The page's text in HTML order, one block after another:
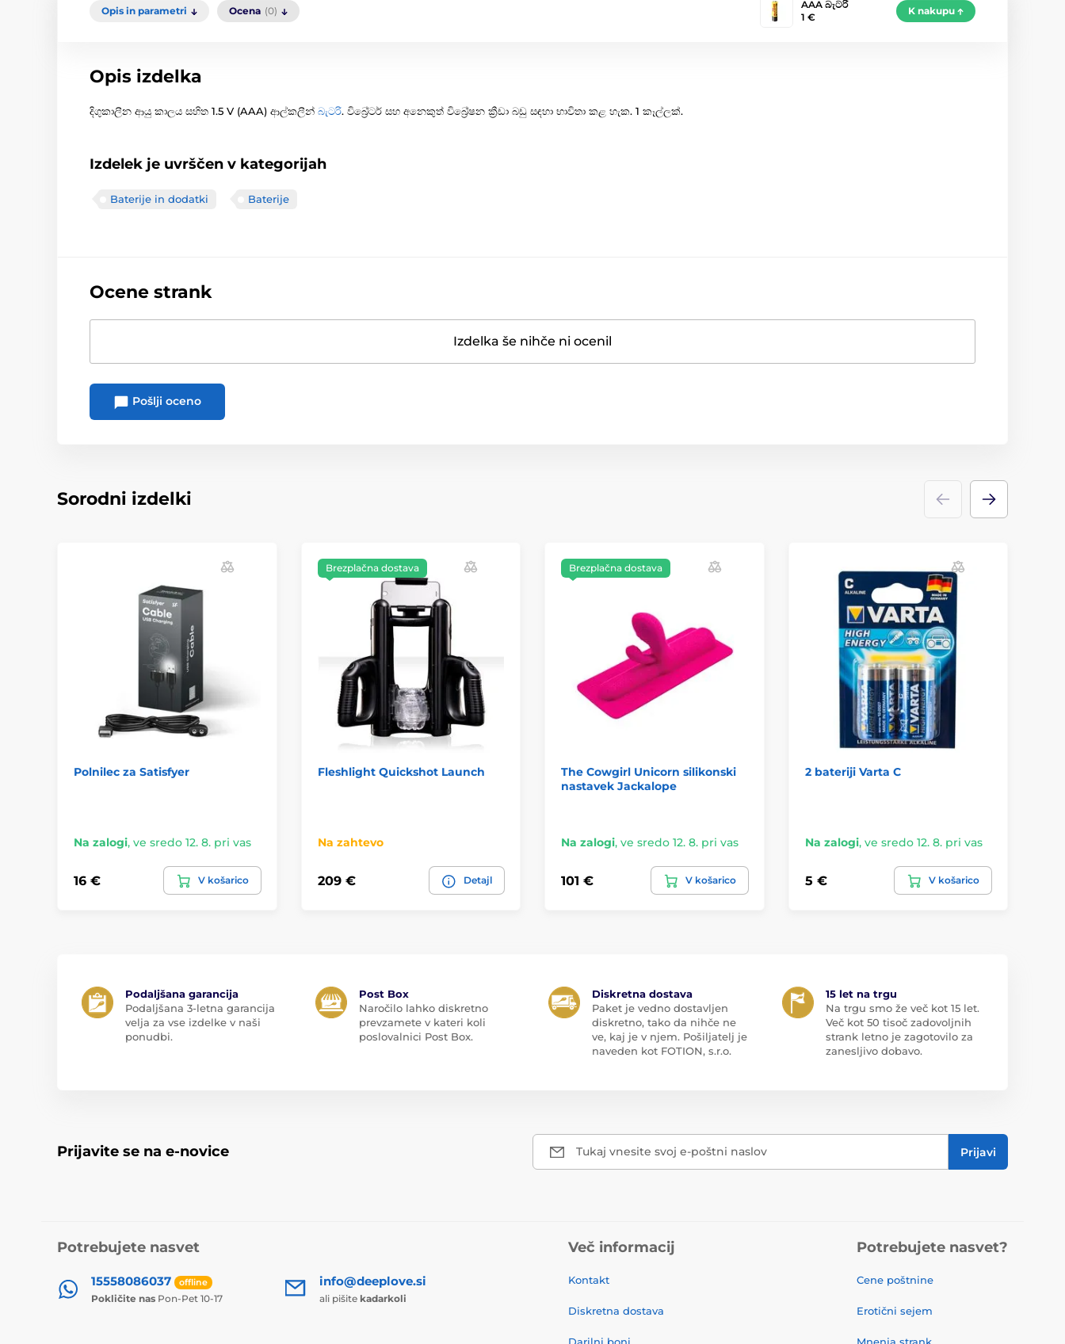
Opis in parametri Ocena (0)
AAA බැටරි
1 €
K nakupu
Opis izdelka
දිගුකාලීන ආයු කාලය සහිත 1.5 V (AAA) ආල්කලීන් බැටරි. විබ්‍රේටර් සහ අනෙකුත් විබ්‍රේෂන ක්‍රීඩා බඩු සඳහා භාවිතා කළ හැක. 1 කෑල්ලක්.
Izdelek je uvrščen v kategorijah
Baterije in dodatki Baterije
Ocene strank
Izdelka še nihče ni ocenil
Pošlji oceno
Sorodni izdelki
Polnilec za Satisfyer
Na zalogi, ve sredo 12. 8. pri vas
16 € V košarico
Brezplačna dostava
Fleshlight Quickshot Launch
Na zahtevo
209 € Detajl
Brezplačna dostava
The Cowgirl Unicorn silikonski
nastavek Jackalope
Na zalogi, ve sredo 12. 8. pri vas
101 € V košarico
2 bateriji Varta C
Na zalogi, ve sredo 12. 8. pri vas
5 € V košarico
Podaljšana garancija
Podaljšana 3-letna garancija
velja za vse izdelke v naši
ponudbi.
Post Box
Naročilo lahko diskretno
prevzamete v kateri koli
poslovalnici Post Box.
Diskretna dostava
Paket je vedno dostavljen
diskretno, tako da nihče ne
ve, kaj je v njem. Pošiljatelj je
naveden kot FOTION, s.r.o.
15 let na trgu
Na trgu smo že več kot 15 let.
Več kot 50 tisoč zadovoljnih
strank letno je zagotovilo za
zanesljivo dobavo.
Prijavite se na e-novice Tukaj vnesite svoj e-poštni naslov Prijavi
Potrebujete nasvet
15558086037 offline
Pokličite nas Pon-Pet 10-17
info@deeplove.si
ali pišite kadarkoli
Več informacij
Kontakt
Diskretna dostava
Potrebujete nasvet?
Cene poštnine
Erotični sejem